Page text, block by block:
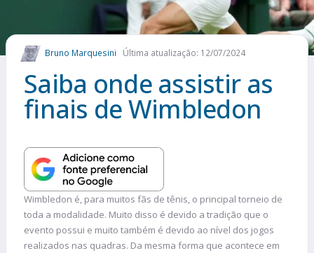
COMO APOSTAR
MAIS ESPORTES
Bruno Marquesini Última atualização: 12/07/2024
Saiba onde assistir as
finais de Wimbledon
Wimbledon é, para muitos fãs de tênis, o principal torneio de
toda a modalidade. Muito disso é devido a tradição que o
evento possui e muito também é devido ao nível dos jogos
realizados nas quadras. Da mesma forma que acontece em